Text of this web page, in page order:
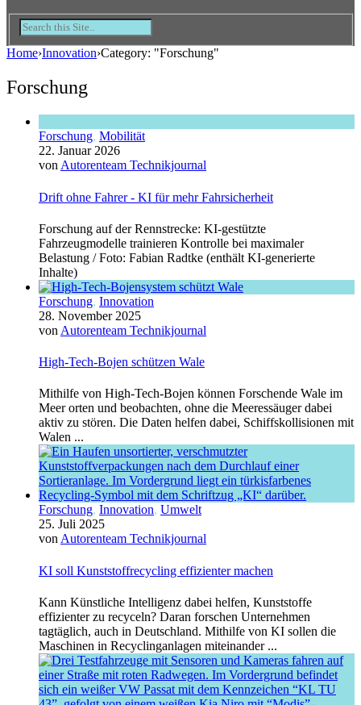
Home›Innovation›Category: "Forschung"
Forschung
Forschung, Mobilität
22. Januar 2026
von Autorenteam Technikjournal
Drift ohne Fahrer - KI für mehr Fahrsicherheit
Forschung auf der Rennstrecke: KI-gestützte
Fahrzeugmodelle trainieren Kontrolle bei maximaler
Belastung / Foto: Fabian Radtke (enthält KI-generierte
Inhalte)
Forschung, Innovation
28. November 2025
von Autorenteam Technikjournal
High-Tech-Bojen schützen Wale
Mithilfe von High-Tech-Bojen können Forschende Wale im
Meer orten und beobachten, ohne die Meeressäuger dabei
aktiv zu stören. Die Daten helfen dabei, Schiffskollisionen mit
Walen ...
Forschung, Innovation, Umwelt
25. Juli 2025
von Autorenteam Technikjournal
KI soll Kunststoffrecycling effizienter machen
Kann Künstliche Intelligenz dabei helfen, Kunststoffe
effizienter zu recyceln? Daran forschen Unternehmen
tagtäglich, auch in Deutschland. Mithilfe von KI sollen die
Maschinen in Recyclinganlagen miteinander ...